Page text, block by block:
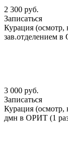
2 300 руб.
Записаться
Курация (осмотр,
зав.отделением
3 000 руб.
Записаться
Курация (осмотр,
дмн в ОРИТ (1